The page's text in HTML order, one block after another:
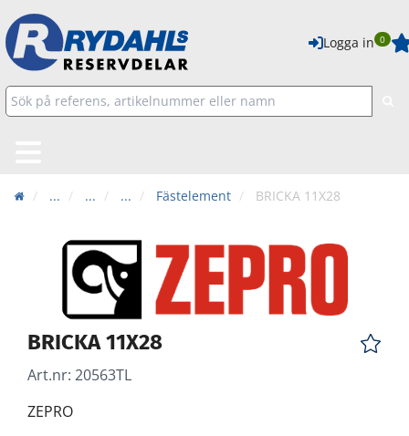
Logga in 0
... ... ... Fästelement BRICKA 11X28
BRICKA 11X28
Art.nr: 20563TL
ZEPRO